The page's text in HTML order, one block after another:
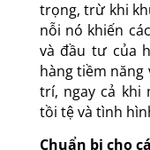
B2B lớn có
trọng, trừ khi
nỗi nó khiến
và đầu tư của
hàng tiềm
trí, ngay cả khi
tồi tệ và tình